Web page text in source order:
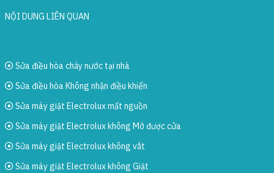
NỘI DUNG LIÊN QUAN
Sửa điều hòa chảy nước tại nhà
Sửa điều hòa Không nhận điều khiển
Sửa máy giặt Electrolux mất nguồn
Sửa máy giặt Electrolux không Mở được cửa
Sửa máy giặt Electrolux không vắt
Sửa máy giặt Electrolux không Giặt